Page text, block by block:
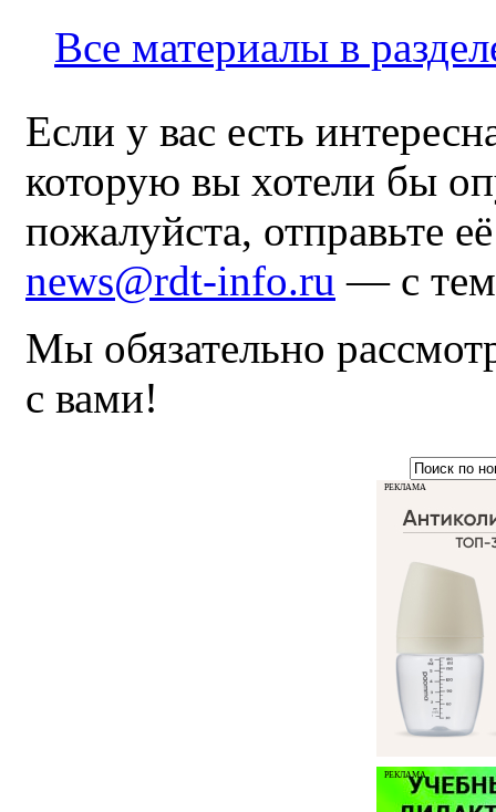
Все материалы в
Если у вас есть
которую вы хотели бы
пожалуйста, отправьте
news@rdt-info.ru — с
Мы обязательно
с вами!
РЕКЛАМА
РЕКЛАМА